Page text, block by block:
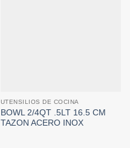
UTENSILIOS DE COCINA
BOWL 2/4QT .5LT 16.5 CM
TAZON ACERO INOX